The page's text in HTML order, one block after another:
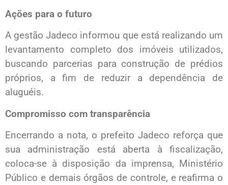
Ações para o futuro
A gestão Jadeco informou que está realizando um
levantamento completo dos imóveis utilizados,
buscando parcerias para construção de prédios
próprios, a fim de reduzir a dependência de
aluguéis.
Compromisso com transparência
Encerrando a nota, o prefeito Jadeco reforça que
sua administração está aberta à fiscalização,
coloca-se à disposição da imprensa, Ministério
Público e demais órgãos de controle, e reafirma o